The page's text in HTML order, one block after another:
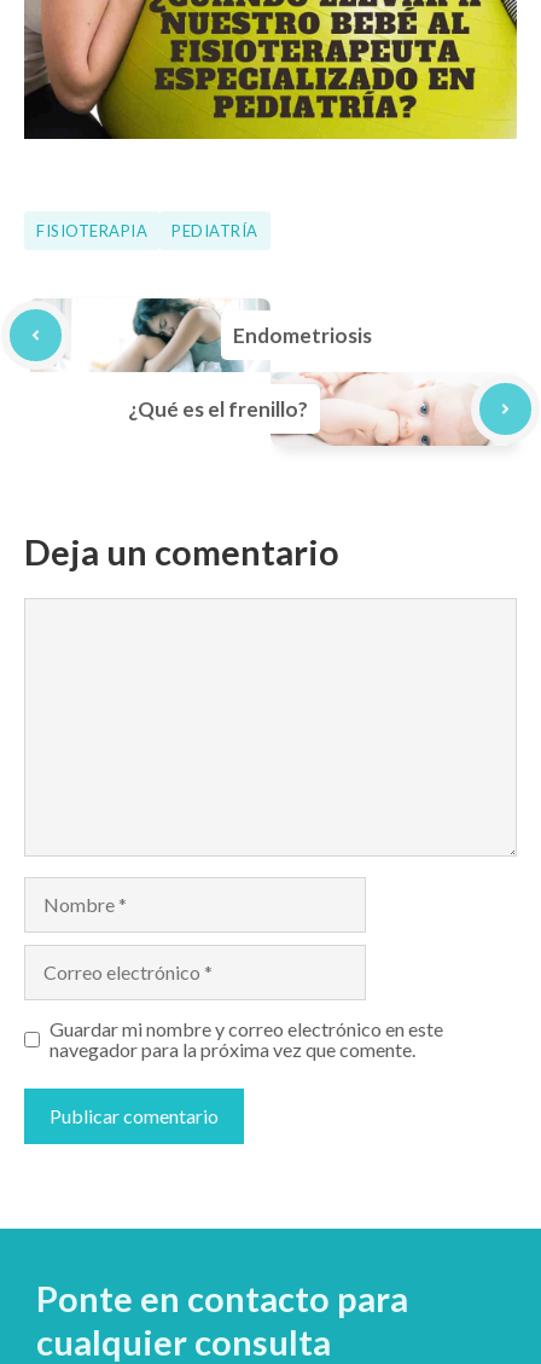
FISIOTERAPIA PEDIATRÍA
Endometriosis
¿Qué es el frenillo?
Deja un comentario
Guardar mi nombre y correo electrónico en este
navegador para la próxima vez que comente.
Ponte en contacto para
cualquier consulta